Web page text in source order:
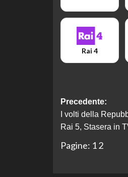
Rai 4
articolo
Precedente:
I volti della
Rai 5, Stasera in
Pagine: 1 2